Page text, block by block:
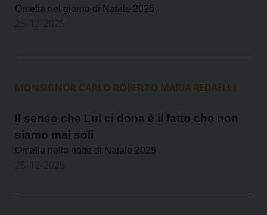
Omelia nel giorno di Natale 2025
MONSIGNOR CARLO ROBERTO MARIA REDAELLI
Il senso che Lui ci dona è il fatto che non
siamo mai soli
Omelia nella notte di Natale 2025